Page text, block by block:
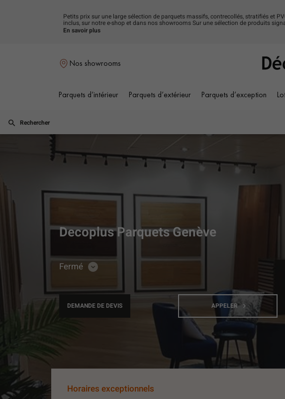
Petits prix sur une large sélection de parquets massifs, contrecollés, stratifiés et
inclus, sur notre e-shop et dans nos showrooms Sur une sélection de produits
cours.
En savoir plus
Nos showrooms
Parquets d’intérieur Parquets d’extérieur Parquets d’exception
Rechercher
Decoplus Parquets Genève
Fermé CONSULTER
DEMANDE DE DEVIS APPELERAFFICHER
LE
NUMÉRO
TÉLÉPHONE
DU
POINT
VENTE
DECOPLUS
Horaires exceptionnels